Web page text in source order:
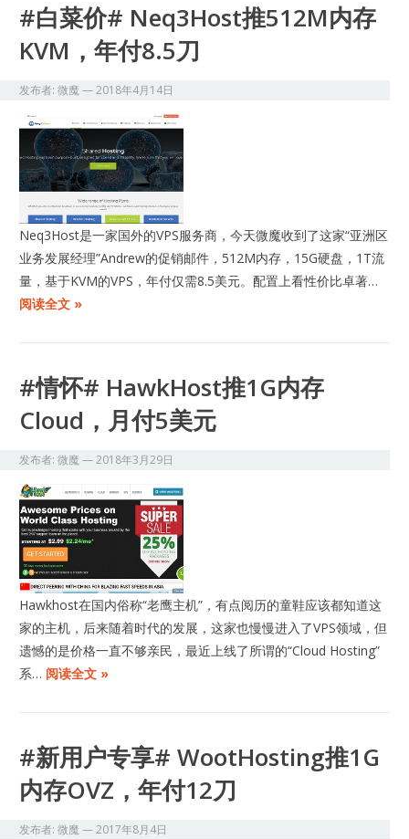
#白菜价# Neq3Host推512M内存
KVM，年付8.5刀
发布者:微魔—2018年4月14日
Neq3Host是一家国外的VPS服务商，今天微魔收到了这家“亚洲区
业务发展经理”Andrew的促销邮件，512M内存，15G硬盘，1T流
量，基于KVM的VPS，年付仅需8.5美元。配置上看性价比卓著…
阅读全文 »
#情怀# HawkHost推1G内存
Cloud，月付5美元
发布者:微魔—2018年3月29日
Hawkhost在国内俗称“老鹰主机”，有点阅历的童鞋应该都知道这
家的主机，后来随着时代的发展，这家也慢慢进入了VPS领域，但
遗憾的是价格一直不够亲民，最近上线了所谓的“Cloud Hosting”
系… 阅读全文 »
#新用户专享# WootHosting推1G
内存OVZ，年付12刀
发布者:微魔—2017年8月4日